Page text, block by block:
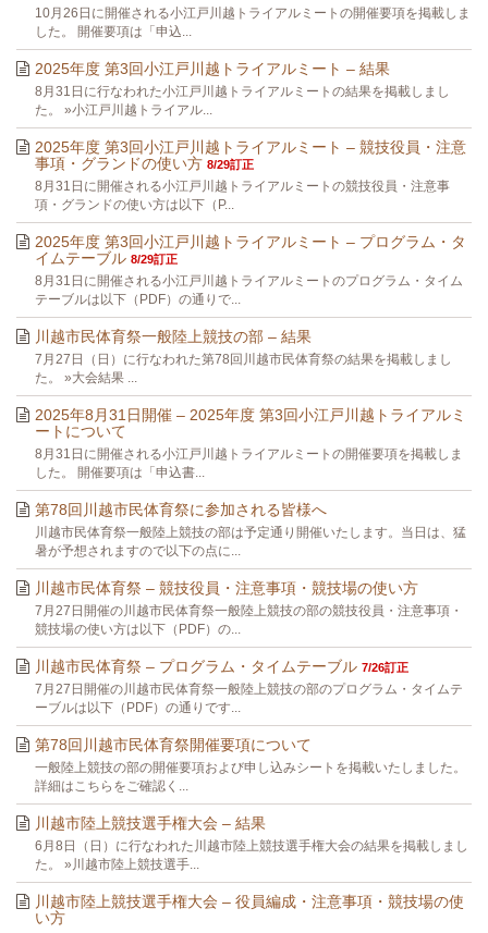
10月26日に開催される小江戸川越トライアルミートの開催要項を掲載しま
した。 開催要項は「申込...
2025年度 第3回小江戸川越トライアルミート – 結果
8月31日に行なわれた小江戸川越トライアルミートの結果を掲載しまし
た。 »小江戸川越トライアル...
2025年度 第3回小江戸川越トライアルミート – 競技役員・注意
事項・グランドの使い方 8/29訂正
8月31日に開催される小江戸川越トライアルミートの競技役員・注意事
項・グランドの使い方は以下（P...
2025年度 第3回小江戸川越トライアルミート – プログラム・タ
イムテーブル 8/29訂正
8月31日に開催される小江戸川越トライアルミートのプログラム・タイム
テーブルは以下（PDF）の通りで...
川越市民体育祭一般陸上競技の部 – 結果
7月27日（日）に行なわれた第78回川越市民体育祭の結果を掲載しまし
た。 »大会結果 ...
2025年8月31日開催 – 2025年度 第3回小江戸川越トライアルミ
ートについて
8月31日に開催される小江戸川越トライアルミートの開催要項を掲載しま
した。 開催要項は「申込書...
第78回川越市民体育祭に参加される皆様へ
川越市民体育祭一般陸上競技の部は予定通り開催いたします。当日は、猛
暑が予想されますので以下の点に...
川越市民体育祭 – 競技役員・注意事項・競技場の使い方
7月27日開催の川越市民体育祭一般陸上競技の部の競技役員・注意事項・
競技場の使い方は以下（PDF）の...
川越市民体育祭 – プログラム・タイムテーブル 7/26訂正
7月27日開催の川越市民体育祭一般陸上競技の部のプログラム・タイムテ
ーブルは以下（PDF）の通りです...
第78回川越市民体育祭開催要項について
一般陸上競技の部の開催要項および申し込みシートを掲載いたしました。
詳細はこちらをご確認く...
川越市陸上競技選手権大会 – 結果
6月8日（日）に行なわれた川越市陸上競技選手権大会の結果を掲載しまし
た。 »川越市陸上競技選手...
川越市陸上競技選手権大会 – 役員編成・注意事項・競技場の使
い方